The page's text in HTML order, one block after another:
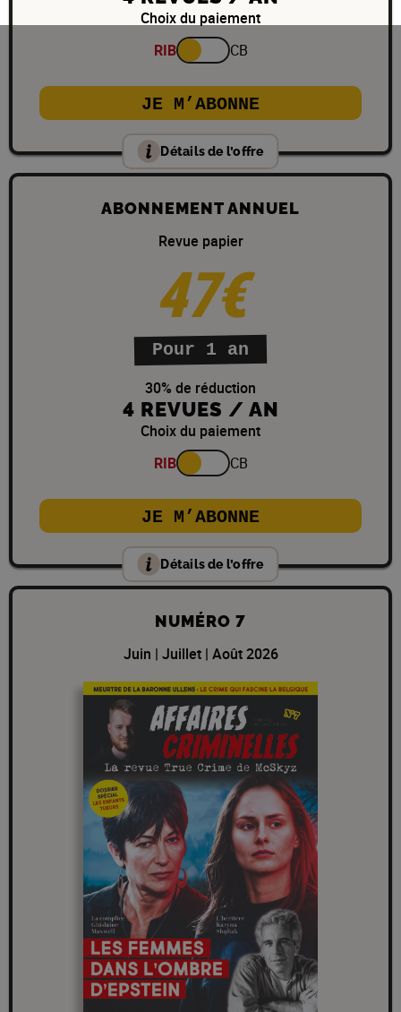
Choix du paiement
RIB
CB
JE M’ABONNE
Détails de l’offre
ABONNEMENT ANNUEL
Revue papier
47€
Pour 1 an
30% de réduction
4 REVUES / AN
Choix du paiement
RIB
CB
JE M’ABONNE
Détails de l’offre
NUMÉRO 7
Juin | Juillet | Août 2026